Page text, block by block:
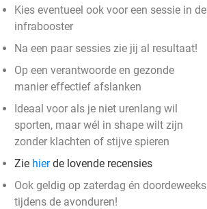
Kies eventueel ook voor een sessie in de
infrabooster
Na een paar sessies zie jij al resultaat!
Op een verantwoorde en gezonde
manier effectief afslanken
Ideaal voor als je niet urenlang wil
sporten, maar wél in shape wilt zijn
zonder klachten of stijve spieren
Zie hierde lovende recensies
Ook geldig op zaterdag én doordeweeks
tijdens de avonduren!